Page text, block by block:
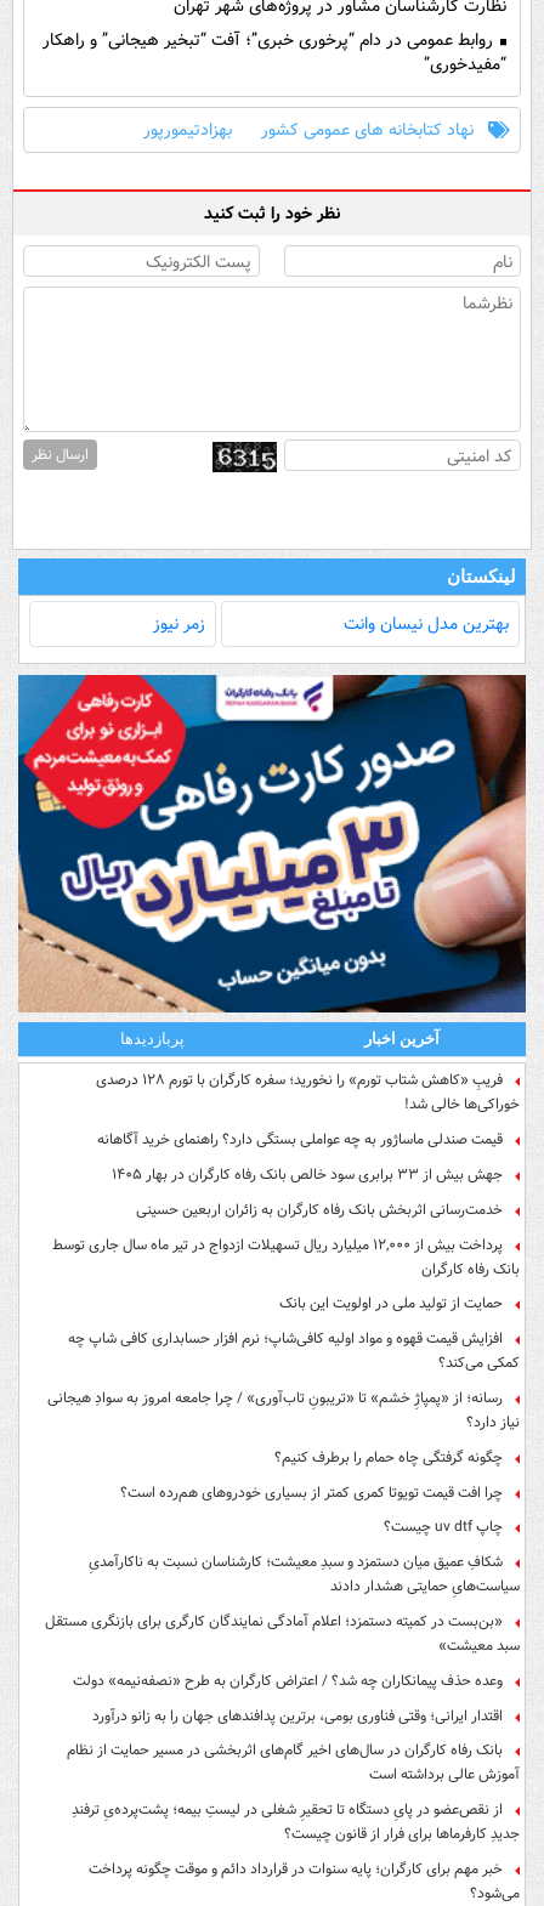
نظارت کارشناسان مشاور در پروژه‌های شهر تهران
روابط عمومی در دام “پرخوری خبری”؛ آفت “تبخیر هیجانی” و راهکار
“مفیدخوری”
نهاد کتابخانه های عمومی کشور بهزادتیمورپور
نظر خود را ثبت کنید
ارسال نظر
لینکستان
بهترین مدل‌ نیسان وانت زمر نیوز
آخرین اخبار پربازدیدها
فریبِ «کاهش شتاب تورم» را نخورید؛ سفره کارگران با تورم ۱۲۸ درصدی
خوراکی‌ها خالی شد!
قیمت صندلی ماساژور به چه عواملی بستگی دارد؟ راهنمای خرید آگاهانه
جهش بیش از ۳۳ برابری سود خالص بانک رفاه کارگران در بهار ۱۴۰۵
خدمت‌رسانی اثربخش بانک رفاه کارگران به زائران اربعین حسینی
پرداخت بیش از ۱۲,۰۰۰ میلیارد ریال تسهیلات ازدواج در تیر ماه سال جاری توسط
بانک رفاه کارگران
حمایت از تولید ملی در اولویت این بانک
افزایش قیمت قهوه و مواد اولیه کافی‌شاپ؛ نرم افزار حسابداری کافی شاپ چه
کمکی می‌کند؟
رسانه؛ از «پمپاژِ خشم» تا «تریبونِ تاب‌آوری» / چرا جامعه امروز به سوادِ هیجانی
نیاز دارد؟
چگونه گرفتگی چاه حمام را برطرف کنیم؟
چرا افت قیمت تویوتا کمری کمتر از بسیاری خودروهای هم‌رده است؟
چاپ uv dtf چیست؟
شکافِ عمیق میان دستمزد و سبدِ معیشت؛ کارشناسان نسبت به ناکارآمدیِ
سیاست‌هایِ حمایتی هشدار دادند
«بن‌بست در کمیته دستمزد؛ اعلام آمادگی نمایندگان کارگری برای بازنگری مستقل
سبد معیشت»
وعده حذف پیمانکاران چه شد؟ / اعتراض کارگران به طرح «نصفه‌نیمه» دولت
اقتدار ایرانی؛ وقتی فناوری بومی، برترین پدافندهای جهان را به زانو درآورد
بانک رفاه کارگران در سال‌های اخیر گام‌های اثربخشی در مسیر حمایت از نظام
آموزش عالی برداشته است
از نقص‌عضو در پایِ دستگاه تا تحقیرِ شغلی در لیستِ بیمه؛ پشت‌پرده‌یِ ترفندِ
جدیدِ کارفرماها برای فرار از قانون چیست؟
خبر مهم برای کارگران؛ پایه سنوات در قرارداد دائم و موقت چگونه پرداخت
می‌شود؟